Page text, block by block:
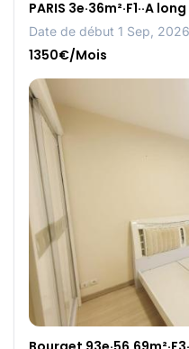
PARIS 3e·36m²·F1··A
Date de début 1 Sep, 2026
1350€/Mois